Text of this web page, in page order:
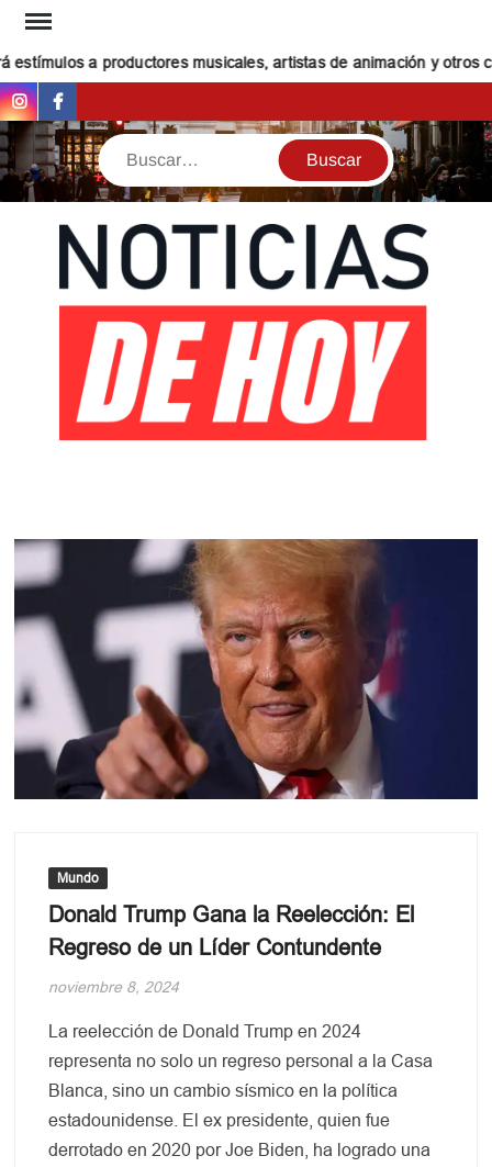
Saltar
contenido
a productores musicales, artistas de animación y otros
InstagramFacebook
Buscar
Mundo
Donald Trump Gana la Reelección: El
Regreso de un Líder Contundente
noviembre 8, 2024
La reelección de Donald Trump en 2024
representa no solo un regreso personal a la Casa
Blanca, sino un cambio sísmico en la política
estadounidense. El ex presidente, quien fue
derrotado en 2020 por Joe Biden, ha logrado una